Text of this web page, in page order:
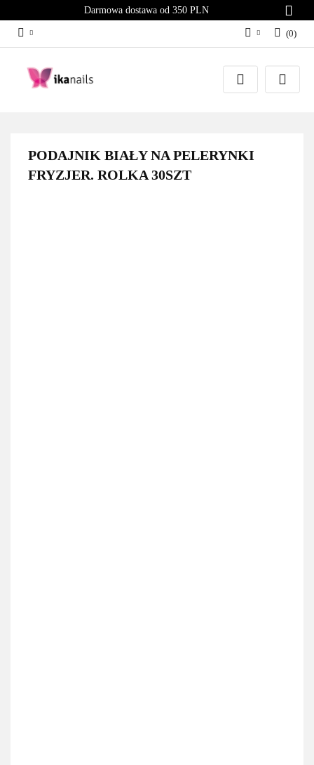
Darmowa dostawa od 350 PLN
Zaloguj się
Załóż konto
(0)
PODAJNIK BIAŁY NA PELERYNKI
FRYZJER. ROLKA 30SZT